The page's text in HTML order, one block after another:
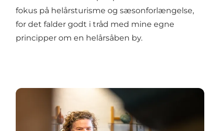
fokus på helårsturisme og sæsonforlængelse,
for det falder godt i tråd med mine egne
principper om en helårsåben by.